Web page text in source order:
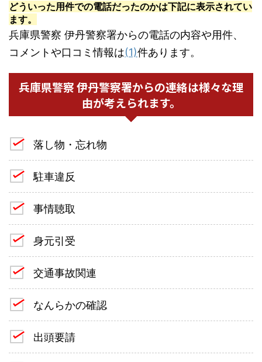
どういった用件での電話だったのかは下記に表示されてい
ます。
兵庫県警察 伊丹警察署からの電話の内容や用件、
コメントや口コミ情報は(1)件あります。
兵庫県警察 伊丹警察署からの連絡は様々な理
由が考えられます。
落し物・忘れ物
駐車違反
事情聴取
身元引受
交通事故関連
なんらかの確認
出頭要請